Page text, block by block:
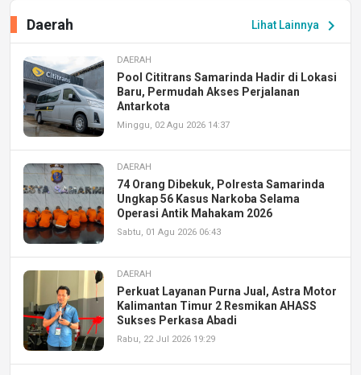
Lihat Lainnya chevron_right
Daerah
DAERAH
Pool Cititrans Samarinda Hadir di Lokasi
Baru, Permudah Akses Perjalanan
Antarkota
Minggu, 02 Agu 2026 14:37
DAERAH
74 Orang Dibekuk, Polresta Samarinda
Ungkap 56 Kasus Narkoba Selama
Operasi Antik Mahakam 2026
Sabtu, 01 Agu 2026 06:43
DAERAH
Perkuat Layanan Purna Jual, Astra Motor
Kalimantan Timur 2 Resmikan AHASS
Sukses Perkasa Abadi
Rabu, 22 Jul 2026 19:29